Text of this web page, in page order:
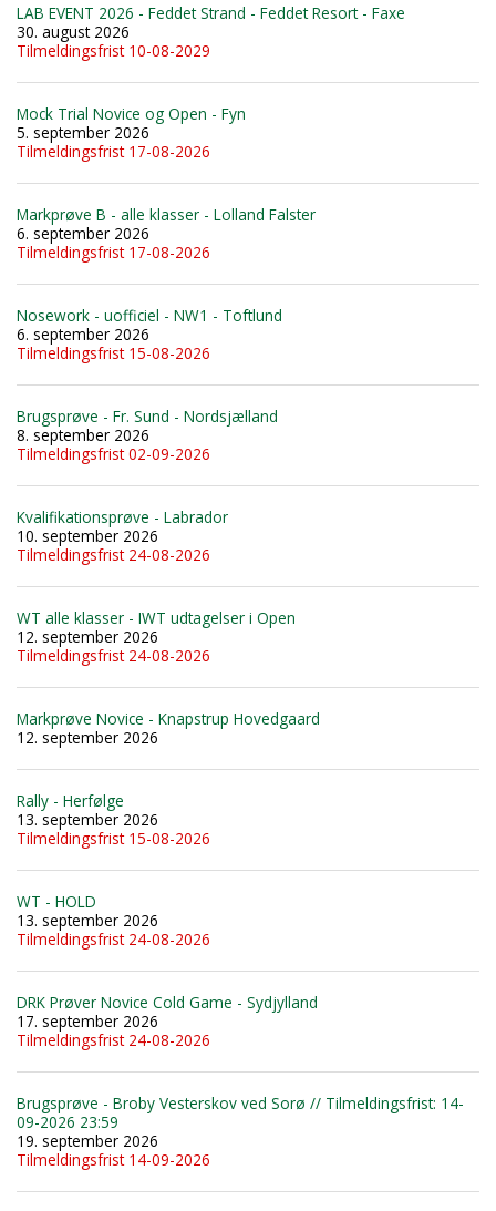
LAB EVENT 2026 - Feddet Strand - Feddet Resort - Faxe
30. august 2026
Tilmeldingsfrist 10-08-2029
Mock Trial Novice og Open - Fyn
5. september 2026
Tilmeldingsfrist 17-08-2026
Markprøve B - alle klasser - Lolland Falster
6. september 2026
Tilmeldingsfrist 17-08-2026
Nosework - uofficiel - NW1 - Toftlund
6. september 2026
Tilmeldingsfrist 15-08-2026
Brugsprøve - Fr. Sund - Nordsjælland
8. september 2026
Tilmeldingsfrist 02-09-2026
Kvalifikationsprøve - Labrador
10. september 2026
Tilmeldingsfrist 24-08-2026
WT alle klasser - IWT udtagelser i Open
12. september 2026
Tilmeldingsfrist 24-08-2026
Markprøve Novice - Knapstrup Hovedgaard
12. september 2026
Rally - Herfølge
13. september 2026
Tilmeldingsfrist 15-08-2026
WT - HOLD
13. september 2026
Tilmeldingsfrist 24-08-2026
DRK Prøver Novice Cold Game - Sydjylland
17. september 2026
Tilmeldingsfrist 24-08-2026
Brugsprøve - Broby Vesterskov ved Sorø // Tilmeldingsfrist: 14-
09-2026 23:59
19. september 2026
Tilmeldingsfrist 14-09-2026